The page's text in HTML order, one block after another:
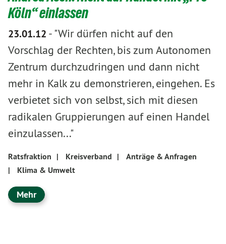
Köln“ einlassen
23.01.12 - "Wir dürfen nicht auf den
Vorschlag der Rechten, bis zum Autonomen
Zentrum durchzudringen und dann nicht
mehr in Kalk zu demonstrieren, eingehen. Es
verbietet sich von selbst, sich mit diesen
radikalen Gruppierungen auf einen Handel
einzulassen..."
Ratsfraktion | Kreisverband |
Anträge & Anfragen
|
Klima & Umwelt
Mehr